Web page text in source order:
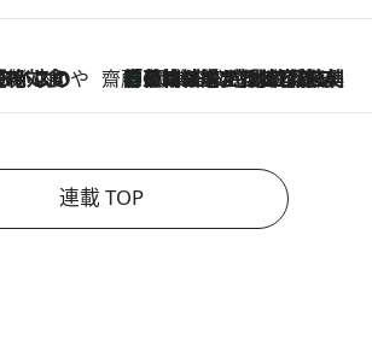
満喫 齋藤 薫 美容脳ルネサンス
2026.8.6
「荷物が増えるほど旅ストレスは増す」美容ジャーナリストがたどり着いた最終結論。“化粧品を劇的に減らす”感動の凝縮美容とは
連載 TOP